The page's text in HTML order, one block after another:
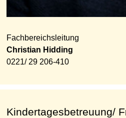
Fachbereichsleitung
Christian Hidding
0221/ 29 206-410
Kindertagesbetreuung/